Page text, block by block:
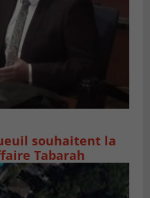
souhaitent la
Tabarah